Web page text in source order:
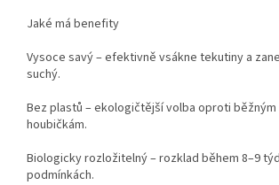
Jaké má benefity
Vysoce savý – efektivně vsákne tekutiny a
suchý.
Bez plastů – ekologičtější volba oproti
houbičkám.
Biologicky rozložitelný – rozklad během 8–9
podmínkách.